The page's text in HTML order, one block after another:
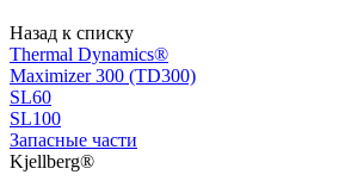
Назад к списку
Thermal Dynamics®
Maximizer 300 (TD300)
SL60
SL100
Запасные части
Kjellberg®